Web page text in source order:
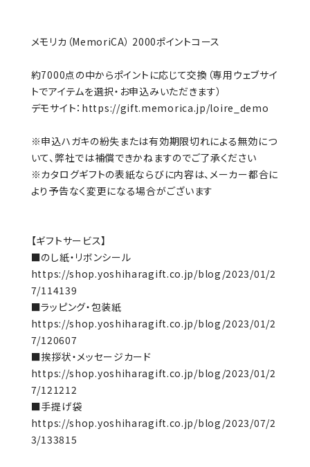
メモリカ（MemoriCA） 2000ポイントコース
約7000点の中からポイントに応じて交換（専用ウェブサイ
トでアイテムを選択・お申込みいただきます）
デモサイト： https://gift.memorica.jp/loire_demo
※申込ハガキの紛失または有効期限切れによる無効につ
いて、弊社では補償できかねますのでご了承ください
※カタログギフトの表紙ならびに内容は、メーカー都合に
より予告なく変更になる場合がございます
【ギフトサービス】
■のし紙・リボンシール
https://shop.yoshiharagift.co.jp/blog/2023/01/2
7/114139
■ラッピング・包装紙
https://shop.yoshiharagift.co.jp/blog/2023/01/2
7/120607
■挨拶状・メッセージカード
https://shop.yoshiharagift.co.jp/blog/2023/01/2
7/121212
■手提げ袋
https://shop.yoshiharagift.co.jp/blog/2023/07/2
3/133815